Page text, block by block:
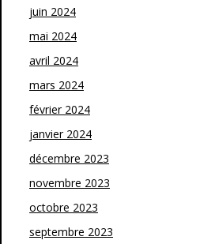
juin 2024
mai 2024
avril 2024
mars 2024
février 2024
janvier 2024
décembre 2023
novembre 2023
octobre 2023
septembre 2023